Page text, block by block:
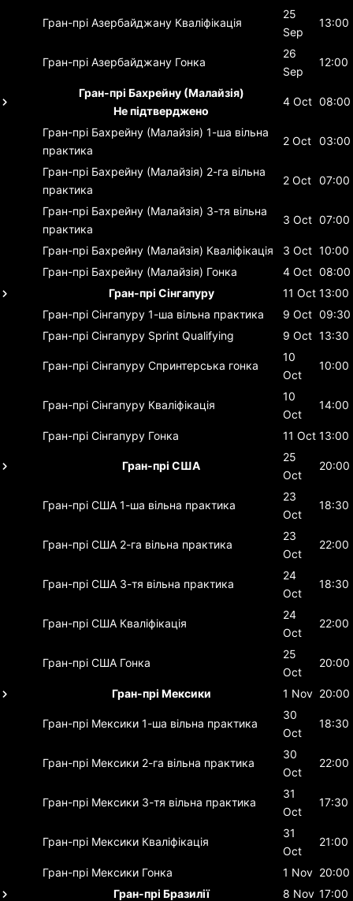
Гран-прі Азербайджану Кваліфікація
25
Sep
13:00
Гран-прі Азербайджану Гонка
26
Sep
12:00
Гран-прі Бахрейну (Малайзія)
Не підтверджено
4 Oct 08:00
Гран-прі Бахрейну (Малайзія) 1-ша вільна
практика
2 Oct 03:00
Гран-прі Бахрейну (Малайзія) 2-га вільна
практика
2 Oct 07:00
Гран-прі Бахрейну (Малайзія) 3-тя вільна
практика
3 Oct 07:00
Гран-прі Бахрейну (Малайзія) Кваліфікація 3 Oct 10:00
Гран-прі Бахрейну (Малайзія) Гонка 4 Oct 08:00
Гран-прі Сінгапуру
11 Oct 13:00
Гран-прі Сінгапуру 1-ша вільна практика 9 Oct 09:30
Гран-прі Сінгапуру Sprint Qualifying 9 Oct 13:30
Гран-прі Сінгапуру Спринтерська гонка
10
Oct
10:00
Гран-прі Сінгапуру Кваліфікація
10
Oct
14:00
Гран-прі Сінгапуру Гонка 11 Oct 13:00
Гран-прі США
25
Oct
20:00
Гран-прі США 1-ша вільна практика
23
Oct
18:30
Гран-прі США 2-га вільна практика
23
Oct
22:00
Гран-прі США 3-тя вільна практика
24
Oct
18:30
Гран-прі США Кваліфікація
24
Oct
22:00
Гран-прі США Гонка
25
Oct
20:00
Гран-прі Мексики 1 Nov 20:00
Гран-прі Мексики 1-ша вільна практика
30
Oct
18:30
Гран-прі Мексики 2-га вільна практика
30
Oct
22:00
Гран-прі Мексики 3-тя вільна практика
31
Oct
17:30
Гран-прі Мексики Кваліфікація
31
Oct
21:00
Гран-прі Мексики Гонка 1 Nov 20:00
Гран-прі Бразилії
8 Nov 17:00